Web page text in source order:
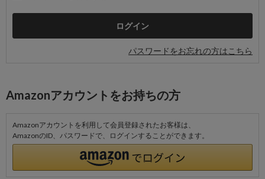
パスワードをお忘れの方はこちら
Amazonアカウントをお持ちの方
Amazonアカウントを利用して会員登録されたお客様は、
AmazonのID、パスワードで、ログインすることができます。